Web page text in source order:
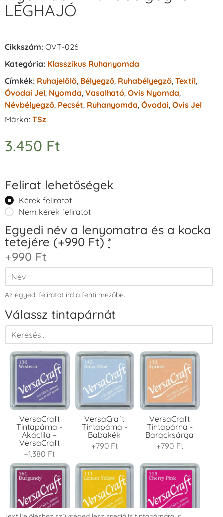
LÉGHAJÓ
Cikkszám: OVT-026
Kategória: Klasszikus Ruhanyomda
Címkék: Ruhajelölő Bélyegző Ruhabélyegző Textil
Óvodai Jel Nyomda Vasalható Ovis Nyomda
Névbélyegző Pecsét Ruhanyomda Óvodai Ovis Jel
Márka: TSz
3.450 Ft
Felirat lehetőségek
Kérek feliratot
Nem kérek feliratot
Egyedi név a lenyomatra és a kocka
tetejére (+990 Ft) *
+990 Ft
Az egyedi feliratot írd a fenti mezőbe.
Válassz tintapárnát
VersaCraft
Tintapárna -
Akáclila –
VersaCraft
+1.380 Ft
VersaCraft
Tintapárna -
Babakék
+790 Ft
VersaCraft
Tintapárna -
Baracksárga
+790 Ft